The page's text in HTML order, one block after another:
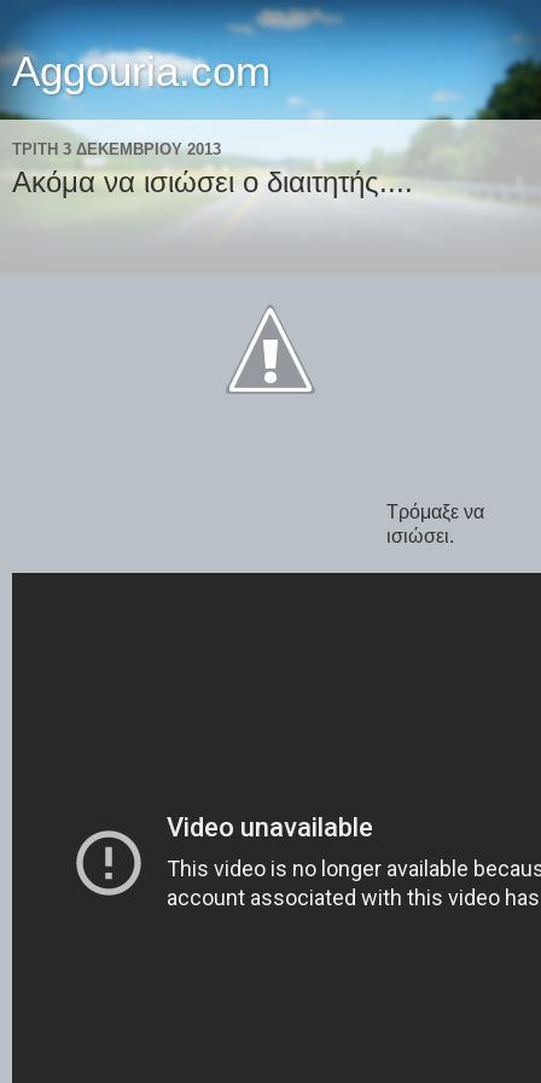
Aggouria.com
ΤΡΊΤΗ 3 ΔΕΚΕΜΒΡΊΟΥ 2013
Ακόμα να ισιώσει ο διαιτητής....
Τρόμαξε να
ισιώσει.